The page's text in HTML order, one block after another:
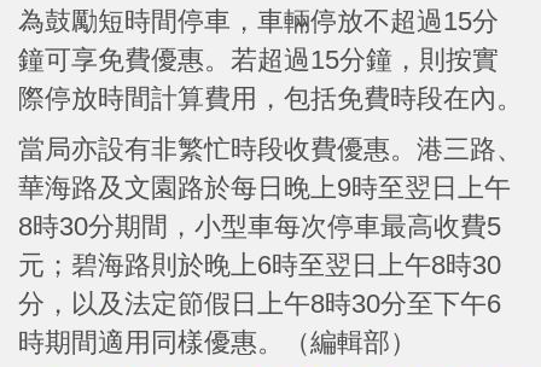
為鼓勵短時間停車，車輛停放不超過15分
鐘可享免費優惠。若超過15分鐘，則按實
際停放時間計算費用，包括免費時段在內。
當局亦設有非繁忙時段收費優惠。港三路、
華海路及文園路於每日晚上9時至翌日上午
8時30分期間，小型車每次停車最高收費5
元；碧海路則於晚上6時至翌日上午8時30
分，以及法定節假日上午8時30分至下午6
時期間適用同樣優惠。（編輯部）